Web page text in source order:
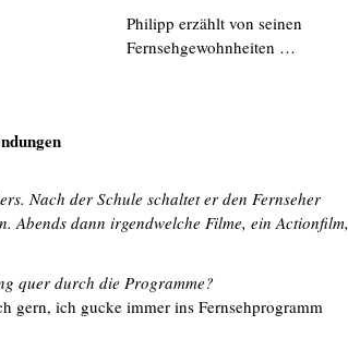
Philipp erzählt von seinen
Fernsehgewohnheiten …
Nach der Schule schaltet er den Fernseher
Abends dann irgendwelche Filme, ein Actionfilm,
quer durch die Programme?
gern, ich gucke immer ins Fernsehprogramm